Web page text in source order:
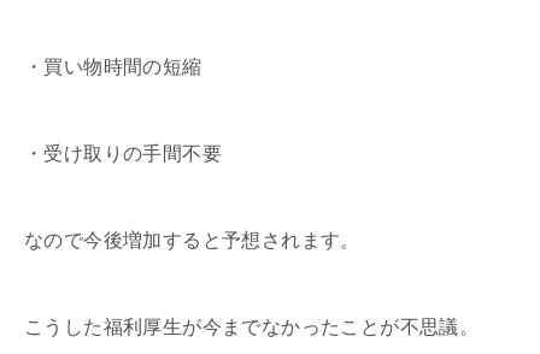
・買い物時間の短縮
・受け取りの手間不要
なので今後増加すると予想されます。
こうした福利厚生が今までなかったことが不思議。